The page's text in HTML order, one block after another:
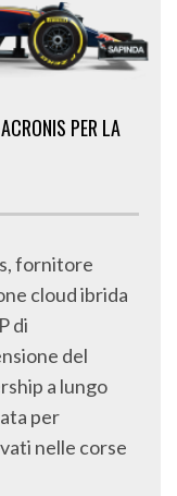
PER LA
fornitore
cloud ibrida
di
del
a lungo
per
nelle corse